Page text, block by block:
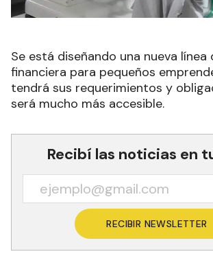
Se está diseñando una nueva línea
financiera para pequeños
tendrá sus requerimientos y
será mucho más accesible.
Recibí las noticias en
RECIBIR NEWSLETTER